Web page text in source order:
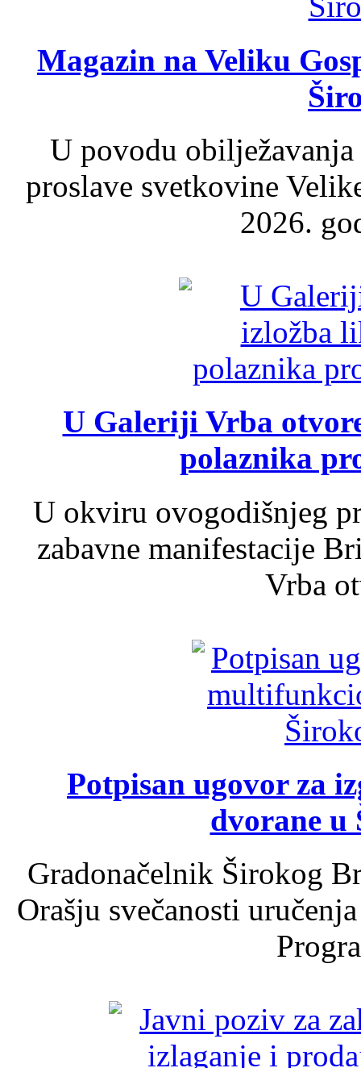
Magazin na Veliku
U povodu
proslave svetkovine
2026.
U Galeriji Vrba
polaznika
U okviru ovogodišnjeg
zabavne manifestacije
Vrba
Potpisan ugovor za
dvorane u
Gradonačelnik Širokog
Orašju svečanosti